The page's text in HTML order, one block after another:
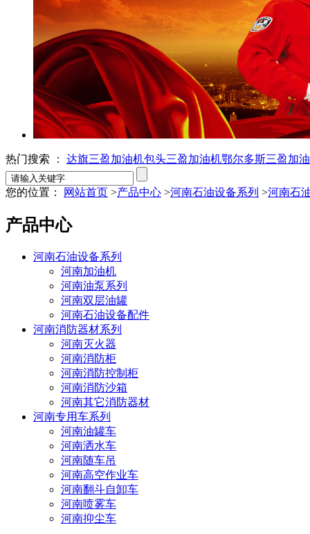
热门搜索 ： 达旗三盈加油机包头三盈加油机鄂尔多斯三盈加
您的位置： 网站首页 >产品中心 >河南石油设备系列 >河南石
产品中心
河南石油设备系列
河南加油机
河南油泵系列
河南双层油罐
河南石油设备配件
河南消防器材系列
河南灭火器
河南消防柜
河南消防控制柜
河南消防沙箱
河南其它消防器材
河南专用车系列
河南油罐车
河南洒水车
河南随车吊
河南高空作业车
河南翻斗自卸车
河南喷雾车
河南抑尘车